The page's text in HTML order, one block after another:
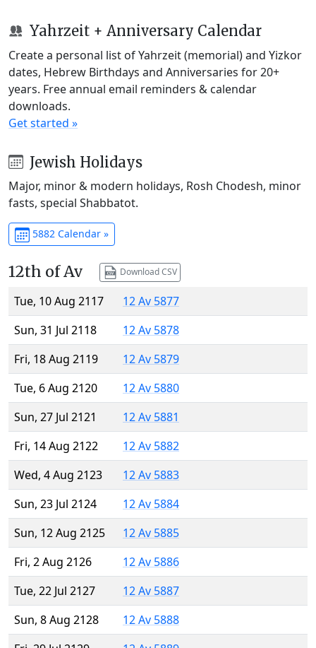
Yahrzeit + Anniversary Calendar
Create a personal list of Yahrzeit (memorial) and Yizkor
dates, Hebrew Birthdays and Anniversaries for 20+
years. Free annual email reminders & calendar
downloads.
Get started »
Jewish Holidays
Major, minor & modern holidays, Rosh Chodesh, minor
fasts, special Shabbatot.
5882 Calendar »
12th of Av Download CSV
Tue, 10 Aug 2117
12 Av 5877
Sun, 31 Jul 2118
12 Av 5878
Fri, 18 Aug 2119
12 Av 5879
Tue, 6 Aug 2120
12 Av 5880
Sun, 27 Jul 2121
12 Av 5881
Fri, 14 Aug 2122
12 Av 5882
Wed, 4 Aug 2123
12 Av 5883
Sun, 23 Jul 2124
12 Av 5884
Sun, 12 Aug 2125
12 Av 5885
Fri, 2 Aug 2126
12 Av 5886
Tue, 22 Jul 2127
12 Av 5887
Sun, 8 Aug 2128
12 Av 5888